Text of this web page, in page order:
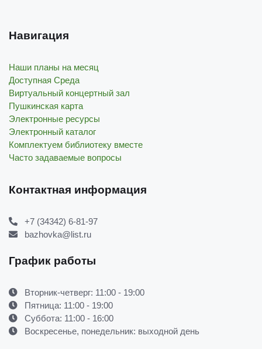
Навигация
Наши планы на месяц
Доступная Среда
Виртуальный концертный зал
Пушкинская карта
Электронные ресурсы
Электронный каталог
Комплектуем библиотеку вместе
Часто задаваемые вопросы
Контактная информация
+7 (34342) 6-81-97
bazhovka@list.ru
График работы
Вторник-четверг: 11:00 - 19:00
Пятница: 11:00 - 19:00
Суббота: 11:00 - 16:00
Воскресенье, понедельник: выходной день